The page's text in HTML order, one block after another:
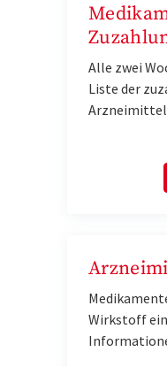
Alle zwei
Liste der
Wirkstoff